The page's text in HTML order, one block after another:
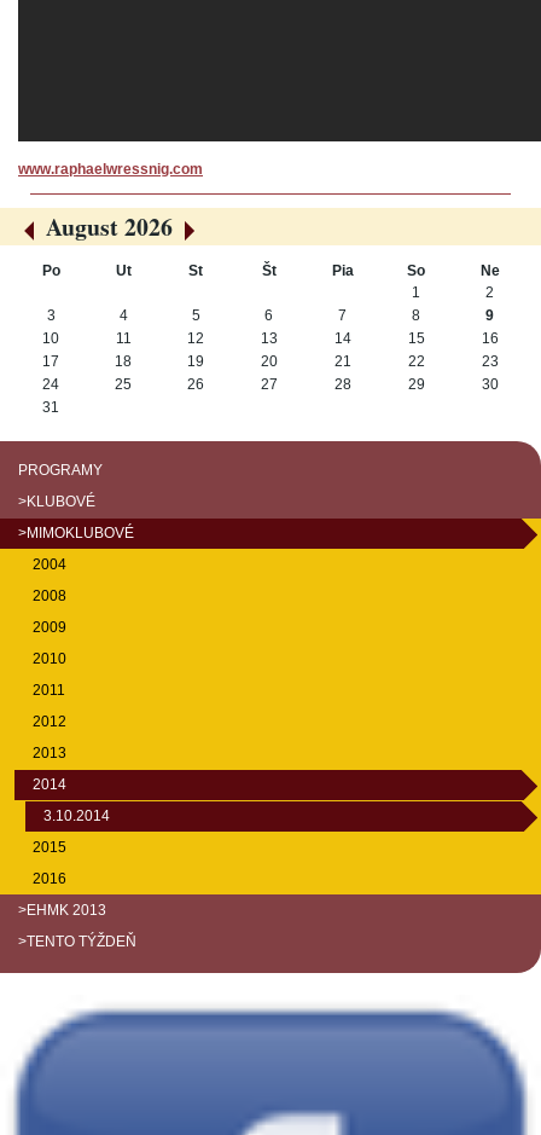
www.raphaelwressnig.com
«
August 2026
»
Po Ut St Št Pia So
Ne
1
2
3
4 5 6 7 8
9
10
11 12 13 14 15
16
17
18 19 20 21 22
23
24
25 26 27 28 29
30
31
PROGRAMY
>KLUBOVÉ
>MIMOKLUBOVÉ
2004
2008
2009
2010
2011
2012
2013
2014
3.10.2014
2015
2016
>EHMK 2013
>TENTO TÝŽDEŇ